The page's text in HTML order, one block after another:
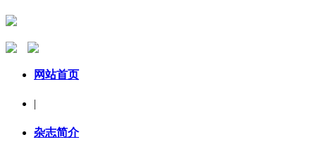
网站首页
|
杂志简介